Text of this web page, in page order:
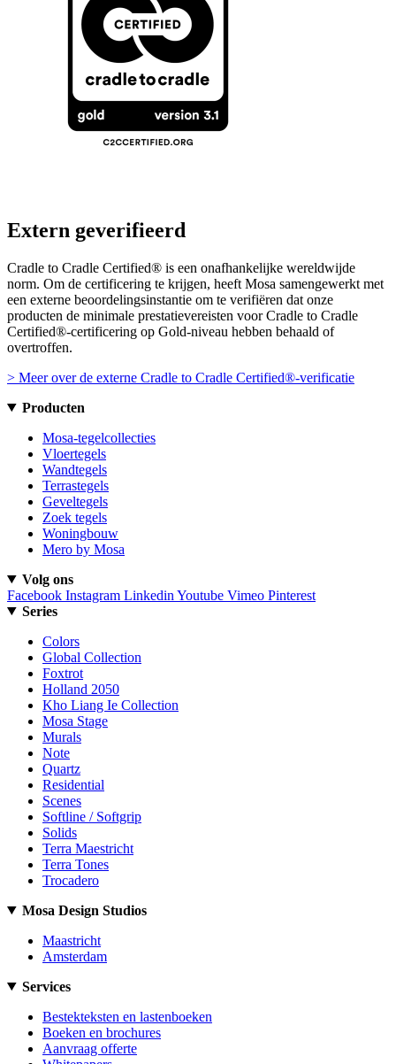
Extern geverifieerd
Cradle to Cradle Certified® is een onafhankelijke wereldwijde
norm. Om de certificering te krijgen, heeft Mosa samengewerkt met
een externe beoordelingsinstantie om te verifiëren dat onze
producten de minimale prestatievereisten voor Cradle to Cradle
Certified®-certificering op Gold-niveau hebben behaald of
overtroffen.
> Meer over de externe Cradle to Cradle Certified®-verificatie
Producten
Mosa-tegelcollecties
Vloertegels
Wandtegels
Terrastegels
Geveltegels
Zoek tegels
Woningbouw
Mero by Mosa
Volg ons
Facebook Instagram Linkedin Youtube Vimeo Pinterest
Series
Colors
Global Collection
Foxtrot
Holland 2050
Kho Liang Ie Collection
Mosa Stage
Murals
Note
Quartz
Residential
Scenes
Softline / Softgrip
Solids
Terra Maestricht
Terra Tones
Trocadero
Mosa Design Studios
Maastricht
Amsterdam
Services
Bestekteksten en lastenboeken
Boeken en brochures
Aanvraag offerte